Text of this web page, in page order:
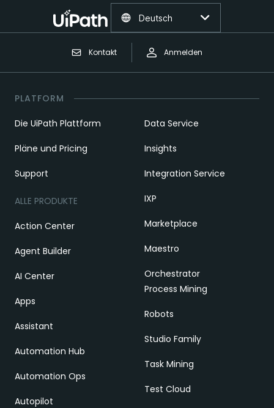
Kontakt Anmelden
Deutsch
PLATFORM
Die UiPath Plattform
Pläne und Pricing
Support
ALLE PRODUKTE
Action Center
Agent Builder
AI Center
Apps
Assistant
Automation Hub
Automation Ops
Autopilot
Data Service
Insights
Integration Service
IXP
Marketplace
Maestro
Orchestrator
Process Mining
Robots
Studio Family
Task Mining
Test Cloud